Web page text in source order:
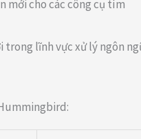
mới cho các công cụ tìm
trong lĩnh vực xử lý ngôn